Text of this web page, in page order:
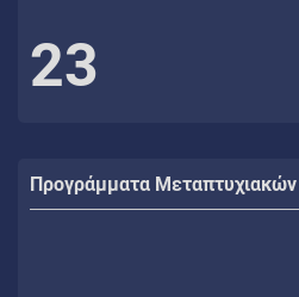
23
Προγράμματα